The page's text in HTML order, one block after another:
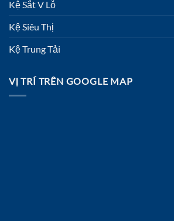
Kệ Sắt V Lỗ
Kệ Siêu Thị
Kệ Trung Tải
VỊ TRÍ TRÊN GOOGLE MAP